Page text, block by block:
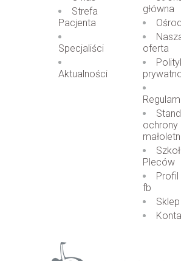
Strefa
Pacjenta
Specjaliści
Aktualności
główna
oferta
ochrony
Pleców
Profil
fb
Sklep